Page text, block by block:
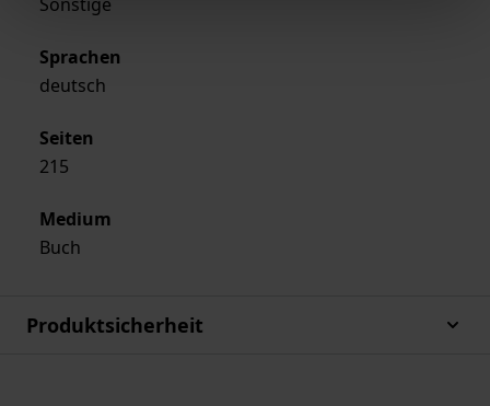
Sprachen
deutsch
Seiten
215
Medium
Buch
Produktsicherheit